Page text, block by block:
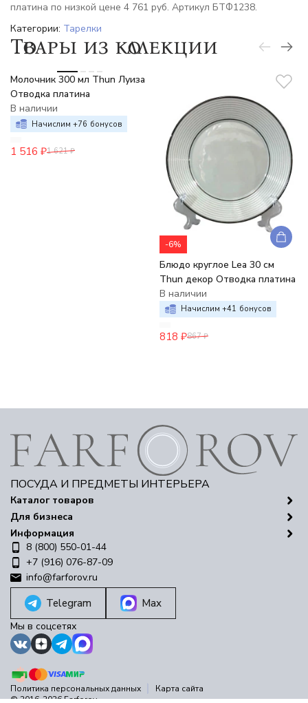
платина по низкой цене 4 761 руб. Артикул БТФ1238.
Категории: Тарелки
Товары из коллекции
Молочник 300 мл Thun Луиза
Отводка платина
В наличии
Начислим +76 бонусов
1 516 ₽1 621 ₽
-6%
Блюдо круглое Lea 30 см
Thun декор Отводка платина
В наличии
Начислим +41 бонусов
818 ₽867 ₽
ПОСУДА И ПРЕДМЕТЫ ИНТЕРЬЕРА
Каталог товаров
Для бизнеса
Информация
8 (800) 550-01-44
+7 (916) 076-87-09
info@farforov.ru
Telegram Max
Мы в соцсетях
Политика персональных данных
Карта сайта
© 2016-2026 Farforov